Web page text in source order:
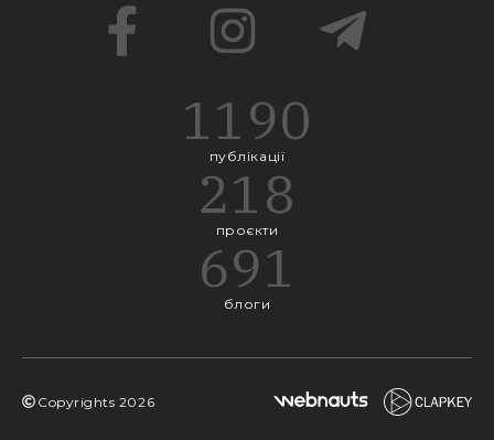
1190
публікації
218
проєкти
691
блоги
Copyrights 2026